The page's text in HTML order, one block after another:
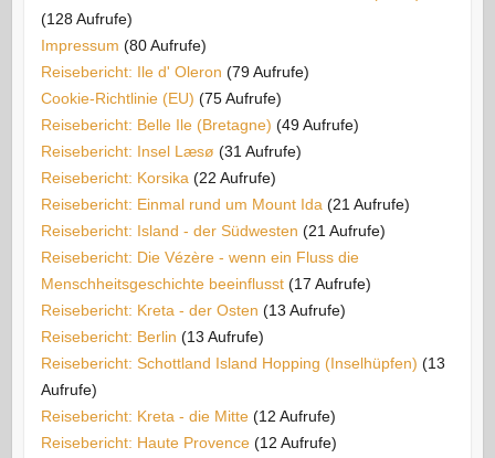
(128 Aufrufe)
Impressum (80 Aufrufe)
Reisebericht: Ile d' Oleron (79 Aufrufe)
Cookie-Richtlinie (EU) (75 Aufrufe)
Reisebericht: Belle Ile (Bretagne) (49 Aufrufe)
Reisebericht: Insel Læsø (31 Aufrufe)
Reisebericht: Korsika (22 Aufrufe)
Reisebericht: Einmal rund um Mount Ida (21 Aufrufe)
Reisebericht: Island - der Südwesten (21 Aufrufe)
Reisebericht: Die Vézère - wenn ein Fluss die
Menschheitsgeschichte beeinflusst (17 Aufrufe)
Reisebericht: Kreta - der Osten (13 Aufrufe)
Reisebericht: Berlin (13 Aufrufe)
Reisebericht: Schottland Island Hopping (Inselhüpfen) (13
Aufrufe)
Reisebericht: Kreta - die Mitte (12 Aufrufe)
Reisebericht: Haute Provence (12 Aufrufe)